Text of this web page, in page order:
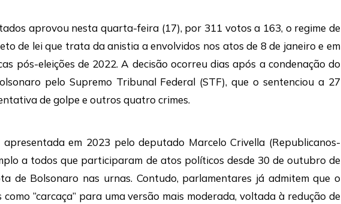
aprovou nesta quarta-feira (17), por 311 votos a 163, o regime de
de lei que trata da anistia a envolvidos nos atos de 8 de janeiro e em
pós-eleições de 2022. A decisão ocorreu dias após a condenação do
pelo Supremo Tribunal Federal (STF), que o sentenciou a 27
de golpe e outros quatro crimes.
em 2023 pelo deputado Marcelo Crivella (Republicanos-
a todos que participaram de atos políticos desde 30 de outubro de
de Bolsonaro nas urnas. Contudo, parlamentares já admitem que o
“carcaça” para uma versão mais moderada, voltada à redução de